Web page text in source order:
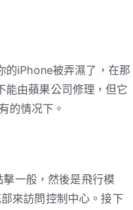
的iPhone被弄濕了，在那
由蘋果公司修理，但它
的情况下。
一般，然後是飛行模
來訪問控制中心。接下